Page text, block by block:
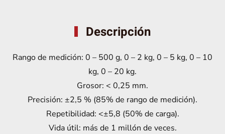
Descripción
Rango de medición: 0 – 500 g, 0 – 2 kg, 0 – 5 kg, 0 – 10
kg, 0 – 20 kg.
Grosor: < 0,25 mm.
Precisión: ±2,5 % (85% de rango de medición).
Repetibilidad: <±5,8 (50% de carga).
Vida útil: más de 1 millón de veces.